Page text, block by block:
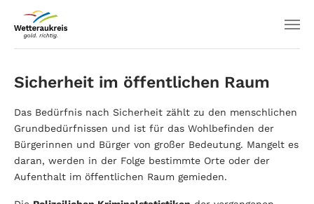
Sicherheit im öffentlichen Raum
Das Bedürfnis nach Sicherheit zählt zu den menschlichen
Grundbedürfnissen und ist für das Wohlbefinden der
Bürgerinnen und Bürger von großer Bedeutung. Mangelt es
daran, werden in der Folge bestimmte Orte oder der
Aufenthalt im öffentlichen Raum gemieden.